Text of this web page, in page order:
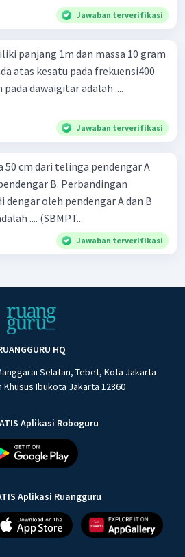
Jawaban terverifikasi
panjang 1m dan massa 10 gram
atas kesatu pada frekuensi400
dawaigitar adalah ....
Jawaban terverifikasi
50 cm dari telinga pendengar A
B. Perbandingan
dengar oleh pendengar A dan B
ketika bel dibunyikan adalah .... (SBMPT...
Jawaban terverifikasi
HQ
Selatan, Tebet, Kota Jakarta
Khusus Ibukota Jakarta 12860
Aplikasi Roboguru
Aplikasi Ruangguru